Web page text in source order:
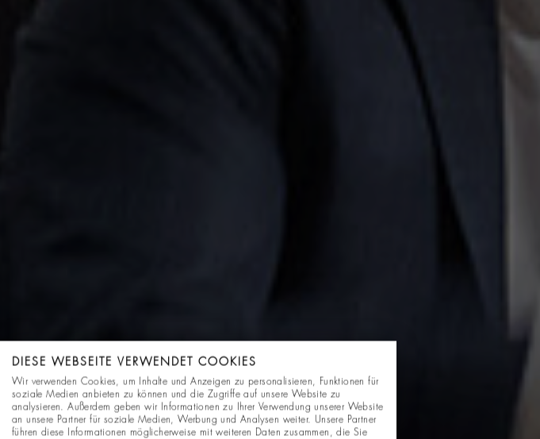
DIESE WEBSEITE VERWENDET COOKIES
Wir verwenden Cookies, um Inhalte und Anzeigen zu personalisieren, Funktionen für
soziale Medien anbieten zu können und die Zugriffe auf unsere Website zu
analysieren. Außerdem geben wir Informationen zu Ihrer Verwendung unserer Website
an unsere Partner für soziale Medien, Werbung und Analysen weiter. Unsere Partner
führen diese Informationen möglicherweise mit weiteren Daten zusammen, die Sie